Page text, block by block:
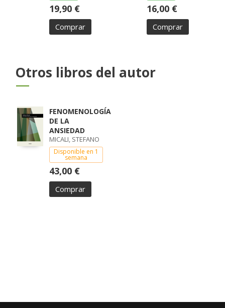
19,90 €
Comprar
16,00 €
Comprar
Otros libros del autor
FENOMENOLOGÍA
DE LA
ANSIEDAD
MICALI, STEFANO
Disponible en 1
semana
43,00 €
Comprar